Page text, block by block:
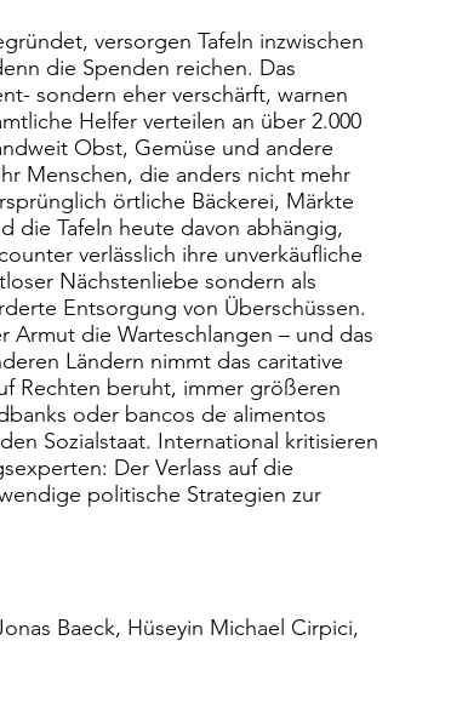
versorgen Tafeln inzwischen
die Spenden reichen. Das
sondern eher verschärft, warnen
Helfer verteilen an über 2.000
Obst, Gemüse und andere
Menschen, die anders nicht mehr
örtliche Bäckerei, Märkte
die Tafeln heute davon abhängig,
verlässlich ihre unverkäufliche
Nächstenliebe sondern als
Entsorgung von Überschüssen.
Armut die Warteschlangen – und das
Ländern nimmt das caritative
Rechten beruht, immer größeren
oder bancos de alimentos
Sozialstaat. International kritisieren
Der Verlass auf die
politische Strategien zur
Baeck, Hüseyin Michael Cirpici,